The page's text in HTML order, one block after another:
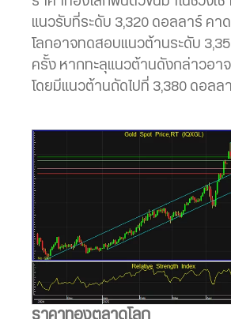
แนวรับที่ระดับ 3,320 ดอลลาร์ ค
โลกอาจทดสอบแนวต้านระดับ
ครั้ง หากทะลุแนวต้านดังกล่าวอา
โดยมีแนวต้านถัดไปที่ 3,380 ดอลล
ราคาทองตลาดโลก